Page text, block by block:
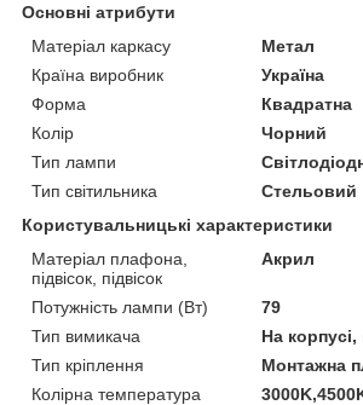
Основні атрибути
Матеріал каркасу
Метал
Країна виробник
Україна
Форма
Квадратна
Колір
Чорний
Тип лампи
Тип світильника
Стельовий
Користувальницькі характеристики
Матеріал плафона,
підвісок, підвісок
Акрил
Потужність лампи (Вт)
79
Тип вимикача
На корпусі,
Тип кріплення
Монтажна
Колірна температура